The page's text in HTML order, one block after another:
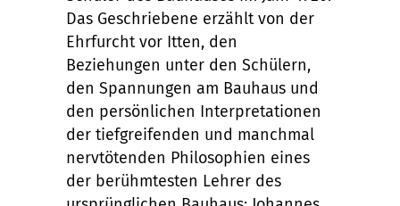
Das Geschriebene erzählt von der
Ehrfurcht vor Itten, den
Beziehungen unter den Schülern,
den Spannungen am Bauhaus und
den persönlichen Interpretationen
der tiefgreifenden und manchmal
nervtötenden Philosophien eines
der berühmtesten Lehrer des